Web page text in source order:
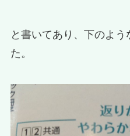
と書いてあり、下のよ
た。